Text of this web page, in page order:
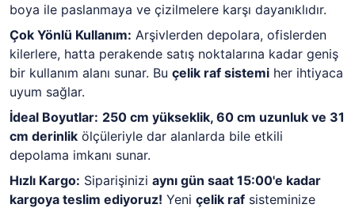
boya ile paslanmaya ve çizilmelere karşı dayanıklıdır.
Çok Yönlü Kullanım: Arşivlerden depolara, ofislerden
kilerlere, hatta perakende satış noktalarına kadar geniş
bir kullanım alanı sunar. Bu çelik raf sistemi her ihtiyaca
uyum sağlar.
İdeal Boyutlar: 250 cm yükseklik, 60 cm uzunluk ve 31
cm derinlik ölçüleriyle dar alanlarda bile etkili
depolama imkanı sunar.
Hızlı Kargo: Siparişinizi aynı gün saat 15:00'e kadar
kargoya teslim ediyoruz! Yeni çelik raf sisteminize